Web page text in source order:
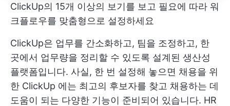
ClickUp의 15개 이상의 보기를 보고 필요에 따라 워
크플로우를 맞춤형으로 설정하세요
ClickUp은 업무를 간소화하고, 팀을 조정하고, 한
곳에서 업무량을 정리할 수 있도록 설계된 생산성
플랫폼입니다. 사실, 한 번 설정해 놓으면 채용을 위
한 ClickUp 에는 최고의 후보자를 찾고 채용하는 데
도움이 되는 다양한 기능이 준비되어 있습니다. HR